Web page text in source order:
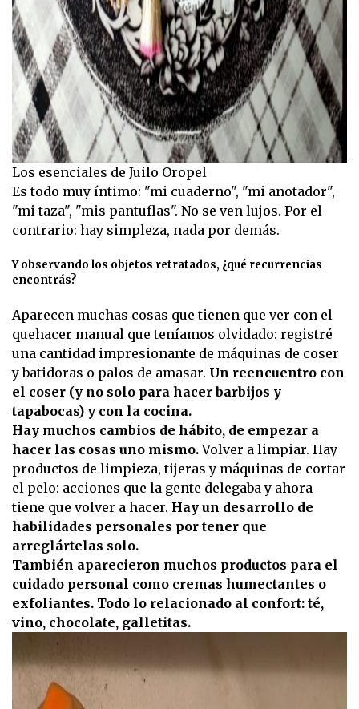
Los esenciales de Juilo Oropel
Es todo muy íntimo: "mi cuaderno", "mi anotador",
"mi taza", "mis pantuflas". No se ven lujos. Por el
contrario: hay simpleza, nada por demás.
Y observando los objetos retratados, ¿qué recurrencias
encontrás?
Aparecen muchas cosas que tienen que ver con el
quehacer manual que teníamos olvidado: registré
una cantidad impresionante de máquinas de coser
y batidoras o palos de amasar. Un reencuentro con
el coser (y no solo para hacer barbijos y
tapabocas) y con la cocina.
Hay muchos cambios de hábito, de empezar a
hacer las cosas uno mismo.Volver a limpiar. Hay
productos de limpieza, tijeras y máquinas de cortar
el pelo: acciones que la gente delegaba y ahora
tiene que volver a hacer. Hay un desarrollo de
habilidades personales por tener que
arreglártelas solo.
También aparecieron muchos productos para el
cuidado personal como cremas humectantes o
exfoliantes. Todo lo relacionado al confort: té,
vino, chocolate, galletitas.